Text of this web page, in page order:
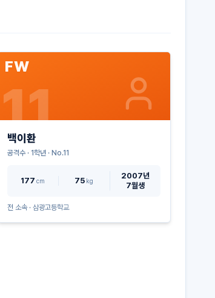
FW
11
백이환
공격수· 1학년 · No.11
177 cm 75 kg
2007년
7월생
전 소속 · 삼광고등학교